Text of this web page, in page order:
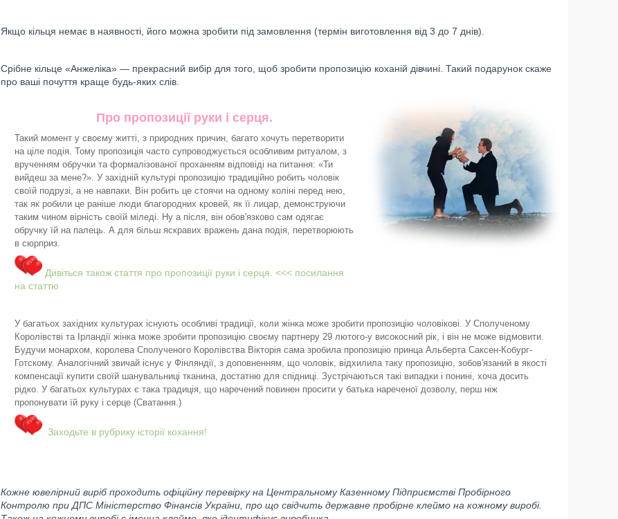
Якщо кільця немає в наявності, його можна зробити під замовлення (термін виготовлення від 3 до 7 днів).
Срібне кільце «Анжеліка» — прекрасний вибір для того, щоб зробити пропозицію коханій дівчині. Такий подарунок скаже
про ваші почуття краще будь-яких слів.
Про пропозиції руки і серця.
Такий момент у своєму житті, з природних причин, багато хочуть перетворити
на ціле подія. Тому пропозиція часто супроводжується особливим ритуалом, з
врученням обручки та формалізованої проханням відповіді на питання: «Ти
вийдеш за мене?». У західній культурі пропозицію традиційно робить чоловік
своїй подрузі, а не навпаки. Він робить це стоячи на одному коліні перед нею,
так як робили це раніше люди благородних кровей, як її лицар, демонструючи
таким чином вірність своїй міледі. Ну а після, він обов'язково сам одягає
обручку їй на палець. А для більш яскравих вражень дана подія, перетворюють
в сюрприз.
Дивіться також стаття про пропозиції руки і серця. <<< посилання
на статтю
У багатьох західних культурах існують особливі традиції, коли жінка може зробити пропозицію чоловікові. У Сполученому
Королівстві та Ірландії жінка може зробити пропозицію своєму партнеру 29 лютого-у високосний рік, і він не може відмовити.
Будучи монархом, королева Сполученого Королівства Вікторія сама зробила пропозицію принца Альберта Саксен-Кобург-
Готскому. Аналогічний звичай існує у Фінляндії, з доповненням, що чоловік, відхилила таку пропозицію, зобов'язаний в якості
компенсації купити своїй шанувальниці тканина, достатню для спідниці. Зустрічаються такі випадки і понині, хоча досить
рідко. У багатьох культурах є така традиція, що наречений повинен просити у батька нареченої дозволу, перш ніж
пропонувати їй руку і серце (Сватання.)
Заходьте в рубрику історії кохання!
Кожне ювелірний виріб проходить офіційну перевірку на Центральному Казенному Підприємстві Пробірного
Контролю при ДПС Міністерство Фінансів України, про що свідчить державне пробірне клеймо на кожному виробі.